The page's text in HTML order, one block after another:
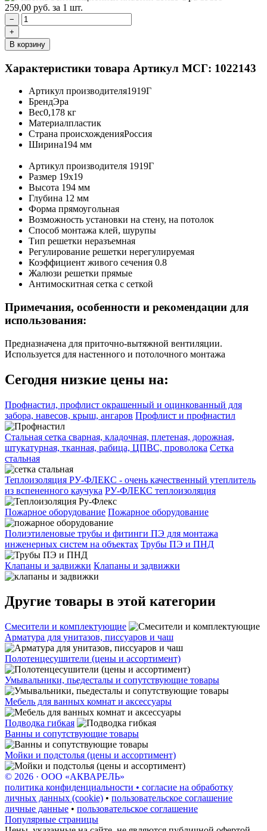
259,00 руб. за 1 шт.
−
+
В корзину
Характеристики товара Артикул МСГ: 1022143
Артикул производителя1919Г
БрендЭра
Вес0,178 кг
Материалпластик
Страна происхожденияРоссия
Ширина194 мм
Артикул производителя 1919Г
Размер 19х19
Высота 194 мм
Глубина 12 мм
Форма прямоугольная
Возможность установки на стену, на потолок
Способ монтажа клей, шурупы
Тип решетки неразъемная
Регулирование решетки нерегулируемая
Коэффициент живого сечения 0.8
Жалюзи решетки прямые
Антимоскитная сетка с сеткой
Примечания, особенности и рекомендации для
использования:
Предназначена для приточно-вытяжной вентиляции.
Используется для настенного и потолочного монтажа
Сегодня низкие цены на:
Профнастил, профлист окрашенный и оцинкованный для
забора, навесов, крыш, ангаров Профлист и профнастил
Стальная сетка сварная, кладочная, плетеная, дорожная,
штукатурная, тканная, рабица, ЦПВС, проволока Сетка
стальная
Теплоизоляция РУ-ФЛЕКС - очень качественный утеплитель
из вспененного каучука РУ-ФЛЕКС теплоизоляция
Пожарное оборудование Пожарное оборудование
Полиэтиленовые трубы и фитинги ПЭ для монтажа
инженерных систем на объектах Трубы ПЭ и ПНД
Клапаны и задвижки Клапаны и задвижки
Другие товары в этой категории
Смесители и комплектующие
Арматура для унитазов, писсуаров и чаш
Полотенцесушители (цены и ассортимент)
Умывальники, пьедесталы и сопутствующие товары
Мебель для ванных комнат и аксессуары
Подводка гибкая
Ванны и сопутствующие товары
Мойки и подстолья (цены и ассортимент)
© 2026 · ООО «АКВАРЕЛЬ»
политика конфиденциальности • согласие на обработку
личных данных (cookie) • пользовательское соглашение
личные данные • пользовательское соглашение
Популярные страницы